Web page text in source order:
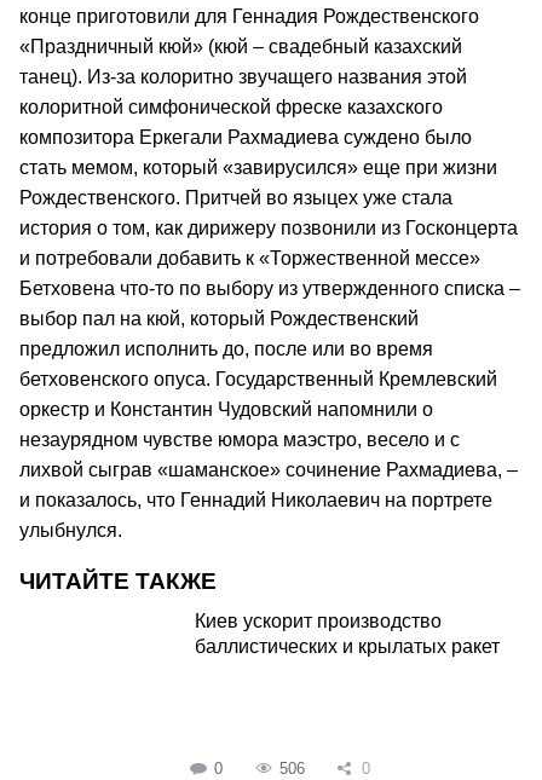
конце приготовили для Геннадия Рождественского
«Праздничный кюй» (кюй – свадебный казахский
танец). Из-за колоритно звучащего названия этой
колоритной симфонической фреске казахского
композитора Еркегали Рахмадиева суждено было
стать мемом, который «завирусился» еще при жизни
Рождественского. Притчей во языцех уже стала
история о том, как дирижеру позвонили из Госконцерта
и потребовали добавить к «Торжественной мессе»
Бетховена что-то по выбору из утвержденного списка –
выбор пал на кюй, который Рождественский
предложил исполнить до, после или во время
бетховенского опуса. Государственный Кремлевский
оркестр и Константин Чудовский напомнили о
незаурядном чувстве юмора маэстро, весело и с
лихвой сыграв «шаманское» сочинение Рахмадиева, –
и показалось, что Геннадий Николаевич на портрете
улыбнулся.
ЧИТАЙТЕ ТАКЖЕ
Киев ускорит производство
баллистических и крылатых ракет
0 506 0